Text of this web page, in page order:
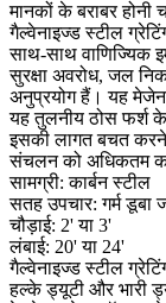
मानकों के बराबर होनी
गैल्वेनाइज्ड स्टील
साथ-साथ वाणिज्यिक
सुरक्षा अवरोध, जल
अनुप्रयोग हैं। यह
यह तुलनीय ठोस फर्श
इसकी लागत बचत करने
संचलन को अधिकतम
सामग्री: कार्बन स्टील
सतह उपचार: गर्म डूबा
चौड़ाई: 2' या 3'
लंबाई: 20' या 24'
गैल्वेनाइज्ड स्टील
हल्के ड्यूटी और भारी